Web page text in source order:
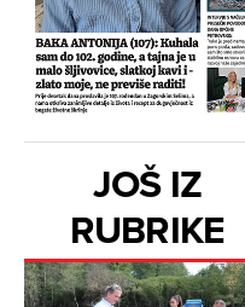
JOŠ IZ
RUBRIKE